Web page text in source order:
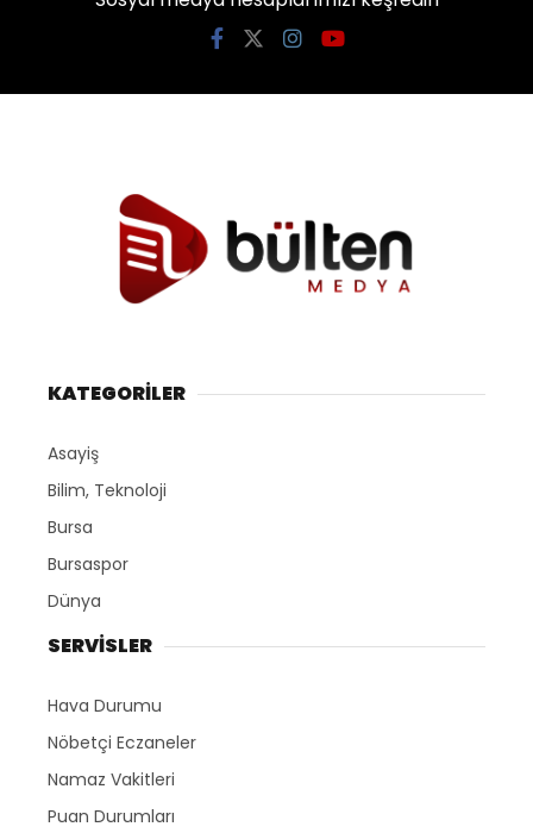
KATEGORİLER
Asayiş
Bilim, Teknoloji
Bursa
Bursaspor
Dünya
SERVİSLER
Hava Durumu
Nöbetçi Eczaneler
Namaz Vakitleri
Puan Durumları